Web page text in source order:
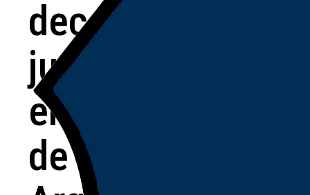
decano:
jugadores y
entrenadores
de